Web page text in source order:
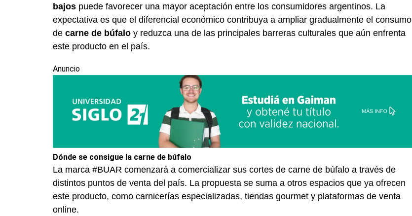
bajos puede favorecer una mayor aceptación entre los consumidores argentinos. La
expectativa es que el diferencial económico contribuya a ampliar gradualmente el consumo
de carne de búfalo y reduzca una de las principales barreras culturales que aún enfrenta
este producto en el país.
Anuncio
Dónde se consigue la carne de búfalo
La marca #BUAR comenzará a comercializar sus cortes de carne de búfalo a través de
distintos puntos de venta del país. La propuesta se suma a otros espacios que ya ofrecen
este producto, como carnicerías especializadas, tiendas gourmet y plataformas de venta
online.